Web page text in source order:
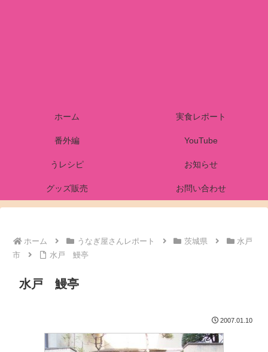
ホーム 実食レポート
番外編 YouTube
うレシピ お知らせ
グッズ販売 お問い合わせ
ホーム うなぎ屋さんレポート 茨城県
水戸
市
水戸 鰻亭
水戸 鰻亭
2007.01.10